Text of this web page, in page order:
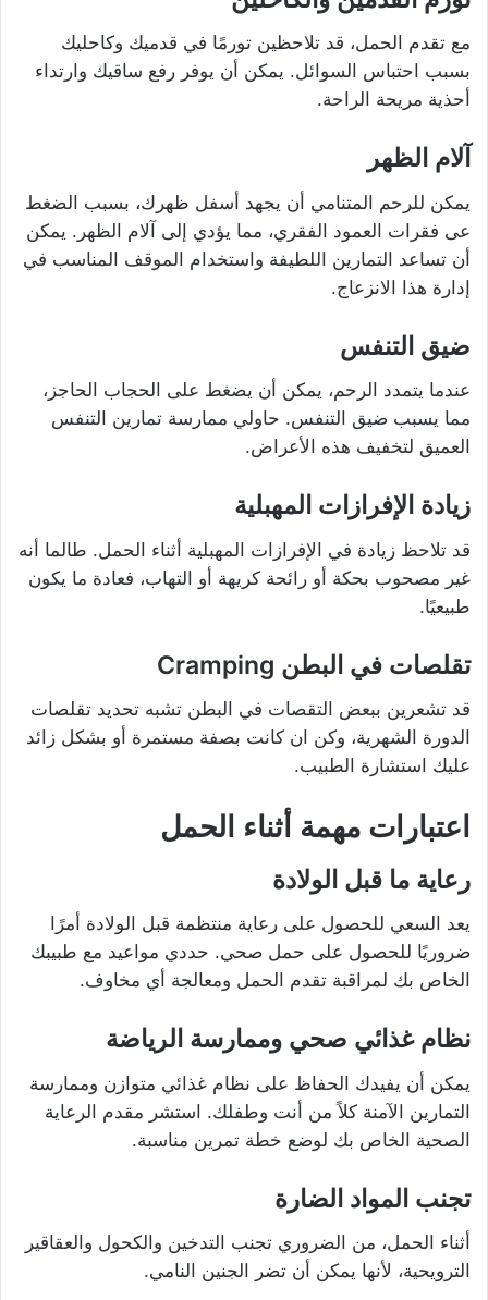
مع تقدم الحمل، قد تلاحظين تورمًا في قدميك وكاحليك
بسبب احتباس السوائل. يمكن أن يوفر رفع ساقيك وارتداء
أحذية مريحة الراحة.
آلام الظهر
يمكن للرحم المتنامي أن يجهد أسفل ظهرك، بسبب الضغط
عى فقرات العمود الفقري، مما يؤدي إلى آلام الظهر. يمكن
أن تساعد التمارين اللطيفة واستخدام الموقف المناسب في
إدارة هذا الانزعاج.
ضيق التنفس
عندما يتمدد الرحم، يمكن أن يضغط على الحجاب الحاجز،
مما يسبب ضيق التنفس. حاولي ممارسة تمارين التنفس
العميق لتخفيف هذه الأعراض.
زيادة الإفرازات المهبلية
قد تلاحظ زيادة في الإفرازات المهبلية أثناء الحمل. طالما أنه
غير مصحوب بحكة أو رائحة كريهة أو التهاب، فعادة ما يكون
طبيعيًا.
تقلصات في البطن Cramping
قد تشعرين ببعض التقصات في البطن تشبه تحديد تقلصات
الدورة الشهرية، وكن ان كانت بصفة مستمرة أو بشكل زائد
عليك استشارة الطبيب.
اعتبارات مهمة أثناء الحمل
رعاية ما قبل الولادة
يعد السعي للحصول على رعاية منتظمة قبل الولادة أمرًا
ضروريًا للحصول على حمل صحي. حددي مواعيد مع طبيبك
الخاص بك لمراقبة تقدم الحمل ومعالجة أي مخاوف.
نظام غذائي صحي وممارسة الرياضة
يمكن أن يفيدك الحفاظ على نظام غذائي متوازن وممارسة
التمارين الآمنة كلاً من أنت وطفلك. استشر مقدم الرعاية
الصحية الخاص بك لوضع خطة تمرين مناسبة.
تجنب المواد الضارة
أثناء الحمل، من الضروري تجنب التدخين والكحول والعقاقير
الترويحية، لأنها يمكن أن تضر الجنين النامي.